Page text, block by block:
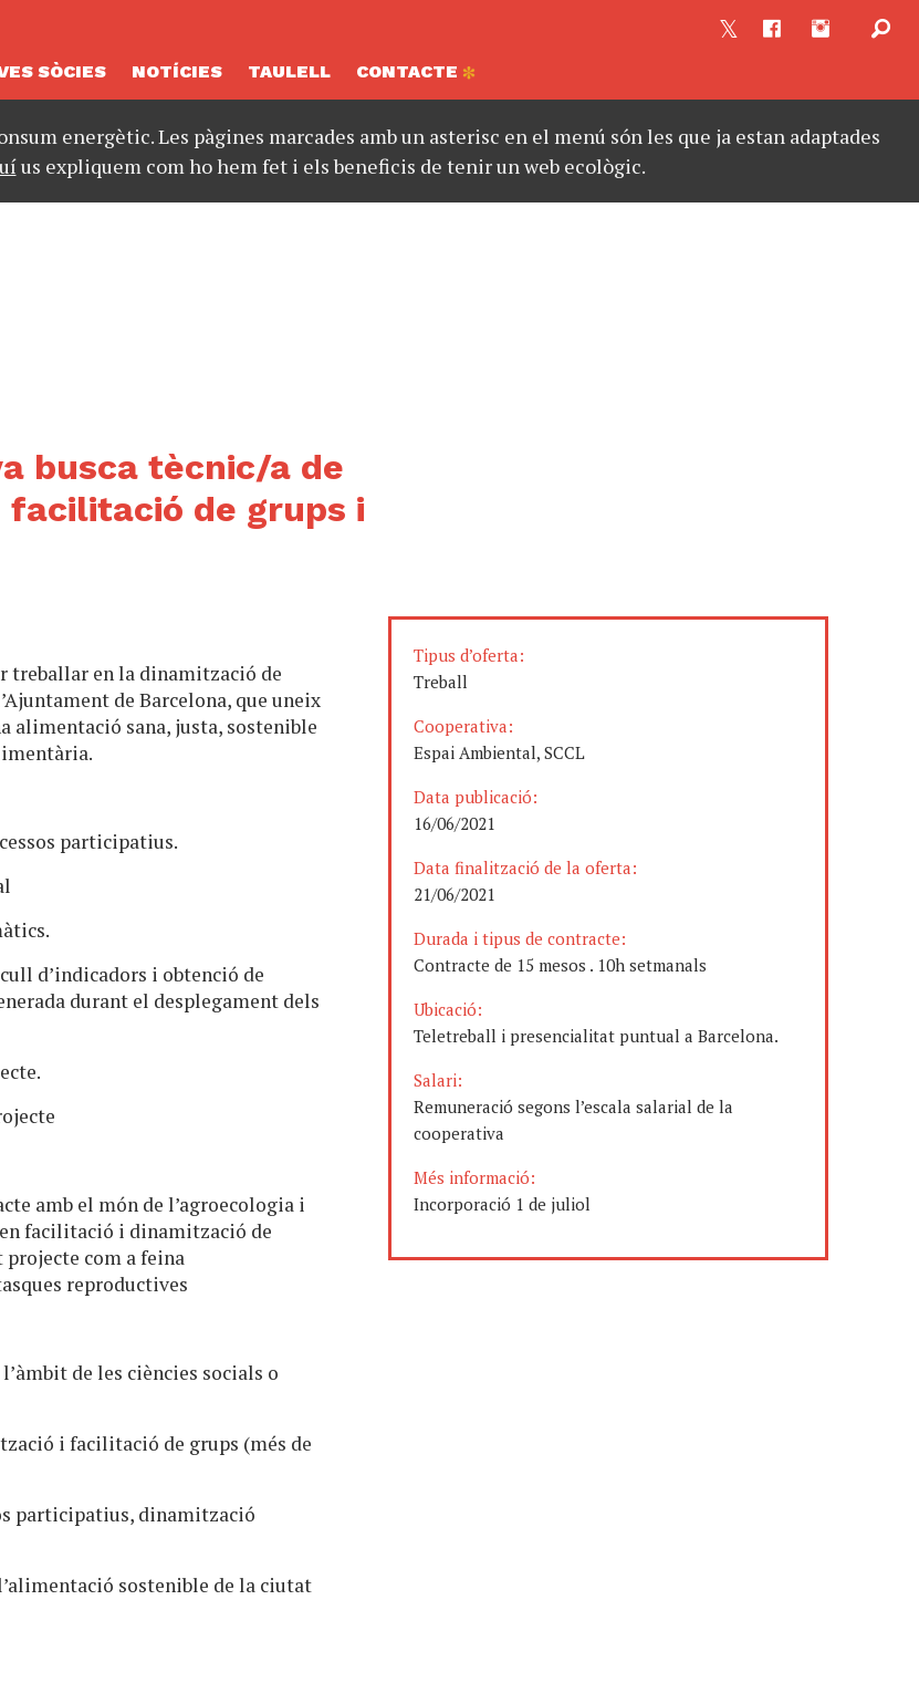
SÒCIES NOTÍCIES TAULELL CONTACTE
energètic. Les pàgines marcades amb un asterisc en el menú són les que ja estan adaptades
us expliquem com ho hem fet i els beneficis de tenir un web ecològic.
busca tècnic/a de
de grups i
treballar en la dinamització de
de Barcelona, que uneix
alimentació sana, justa, sostenible
participatius.
d’indicadors i obtenció de
durant el desplegament dels
amb el món de l’agroecologia i
facilitació i dinamització de
com a feina
reproductives
de les ciències socials o
i facilitació de grups (més de
participatius, dinamització
sostenible de la ciutat
Tipus d’oferta:
Treball
Cooperativa:
Espai Ambiental, SCCL
Data publicació:
16/06/2021
Data finalització de la oferta:
21/06/2021
Durada i tipus de contracte:
Contracte de 15 mesos . 10h setmanals
Ubicació:
Teletreball i presencialitat puntual a Barcelona.
Salari:
Remuneració segons l’escala salarial de la
cooperativa
Més informació:
Incorporació 1 de juliol